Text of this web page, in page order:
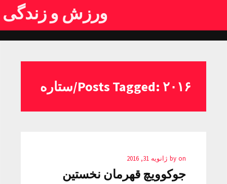
ورزش و زندگی
Posts Tagged: ۲۰۱۶/ستاره
by on ژانویه 31, 2016
جوکوویچ قهرمان نخستین